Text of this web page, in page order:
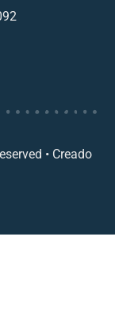
• Creado